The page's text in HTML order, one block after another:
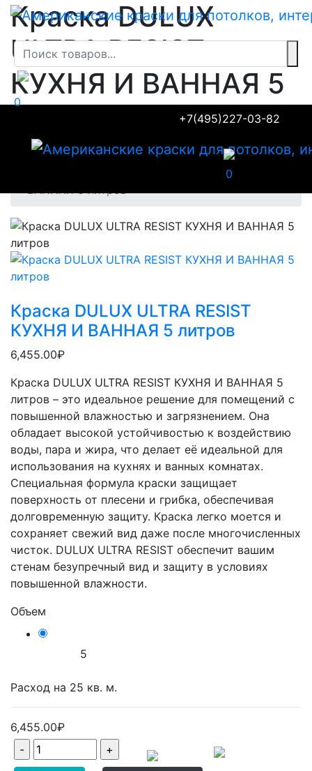
0
+7(495)227-03-82
0
Краска DULUX
ULTRA RESIST
КУХНЯ И ВАННАЯ 5
литров
Главная Товары
Интерьерные краски
Краска DULUX ULTRA RESIST КУХНЯ И
ВАННАЯ 5 литров
Краска DULUX ULTRA RESIST
КУХНЯ И ВАННАЯ 5 литров
6,455.00₽
Краска DULUX ULTRA RESIST КУХНЯ И ВАННАЯ 5
литров – это идеальное решение для помещений с
повышенной влажностью и загрязнением. Она
обладает высокой устойчивостью к воздействию
воды, пара и жира, что делает её идеальной для
использования на кухнях и ванных комнатах.
Специальная формула краски защищает
поверхность от плесени и грибка, обеспечивая
долговременную защиту. Краска легко моется и
сохраняет свежий вид даже после многочисленных
чисток. DULUX ULTRA RESIST обеспечит вашим
стенам безупречный вид и защиту в условиях
повышенной влажности.
Объем
5
Расход на 25 кв. м.
6,455.00₽